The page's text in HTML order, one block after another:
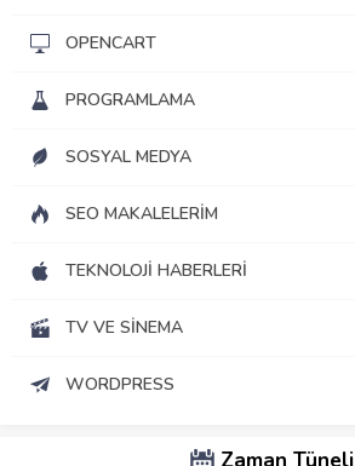
OPENCART
PROGRAMLAMA
SOSYAL MEDYA
SEO MAKALELERIM
TEKNOLOJI HABERLERI
TV VE SINEMA
WORDPRESS